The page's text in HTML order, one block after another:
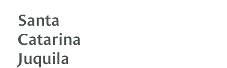
Santa
Catarina
Juquila